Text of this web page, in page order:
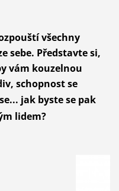
všechny
sebe. Představte si,
vám kouzelnou
schopnost se
jak byste se pak
lidem?